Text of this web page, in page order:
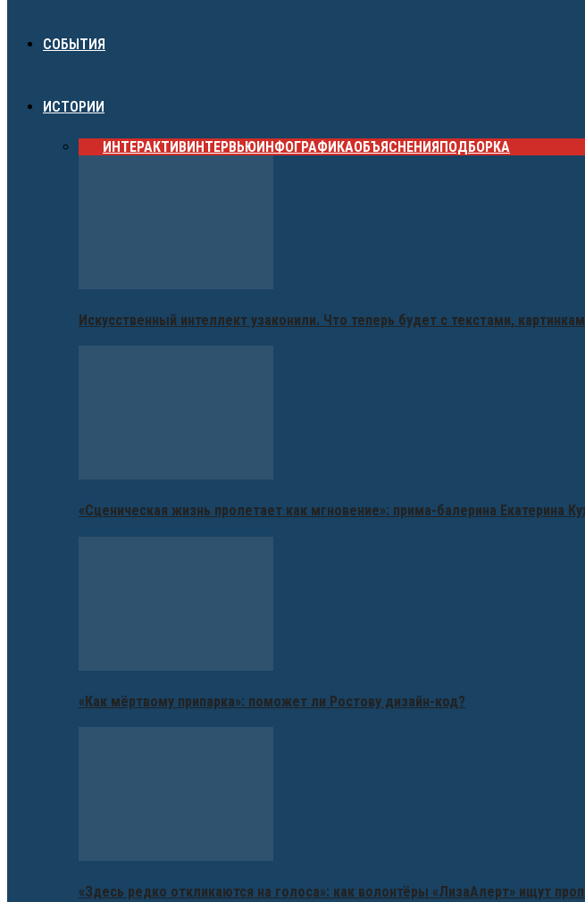
СОБЫТИЯ
ИСТОРИИ
ИНТЕРАКТИВИНТЕРВЬЮИНФОГРАФИКАОБЪЯСНЕНИЯПОДБОРКА
Искусственный интеллект узаконили. Что теперь будет с текстами,
«Сценическая жизнь пролетает как мгновение»: прима-балерина Екатерина
«Как мёртвому припарка»: поможет ли Ростову дизайн-код?
«Здесь редко откликаются на голоса»: как волонтёры «ЛизаАлерт» ищут